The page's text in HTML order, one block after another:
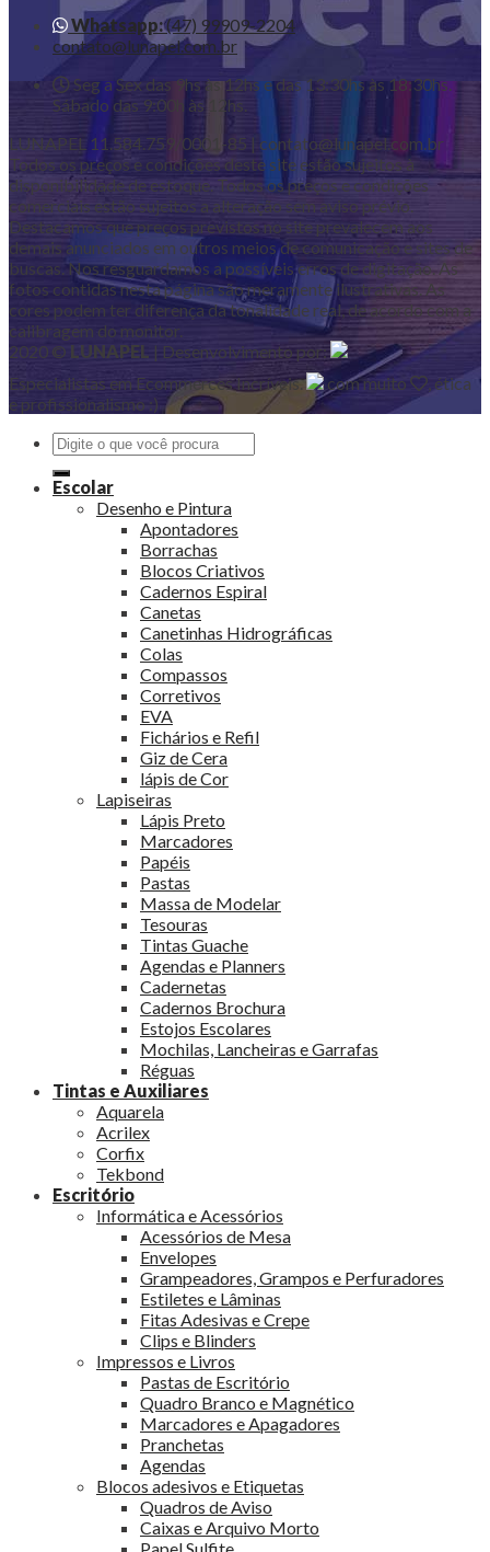
Whatsapp:(47) 99909-2204
contato@lunapel.com.br
Seg a Sex das 9hs às 12hs e das 13:30hs às 18:30hs.
Sábado das 9:00h às 12hs.
LUNAPEL 11.584.759/0001-85 | contato@lunapel.com.br
Todos os preços e condições deste site estão sujeitos à
disponibilidade de estoque. Todos os preços e condições
comerciais estão sujeitos a alteração sem aviso prévio.
Destacamos que preços previstos no site prevalecem aos
demais anunciados em outros meios de comunicação e sites de
buscas. Nos resguardamos a possíveis erros de digitação. As
fotos contidas nesta página são meramente ilustrativas. As
cores podem ter diferença da tonalidade real, de acordo com a
calibragem do monitor.
2020 © LUNAPEL | Desenvolvimento por:
Especialistas em Ecommerces Incríveis.
com muito
, ética
e profissionalismo :)
Pesquisar
por:
Escolar
Desenho e Pintura
Apontadores
Borrachas
Blocos Criativos
Cadernos Espiral
Canetas
Canetinhas Hidrográficas
Colas
Compassos
Corretivos
EVA
Fichários e Refil
Giz de Cera
lápis de Cor
Lapiseiras
Lápis Preto
Marcadores
Papéis
Pastas
Massa de Modelar
Tesouras
Tintas Guache
Agendas e Planners
Cadernetas
Cadernos Brochura
Estojos Escolares
Mochilas, Lancheiras e Garrafas
Réguas
Tintas e Auxiliares
Aquarela
Acrilex
Corfix
Tekbond
Escritório
Informática e Acessórios
Acessórios de Mesa
Envelopes
Grampeadores, Grampos e Perfuradores
Estiletes e Lâminas
Fitas Adesivas e Crepe
Clips e Blinders
Impressos e Livros
Pastas de Escritório
Quadro Branco e Magnético
Marcadores e Apagadores
Pranchetas
Agendas
Blocos adesivos e Etiquetas
Quadros de Aviso
Caixas e Arquivo Morto
Papel Sulfite